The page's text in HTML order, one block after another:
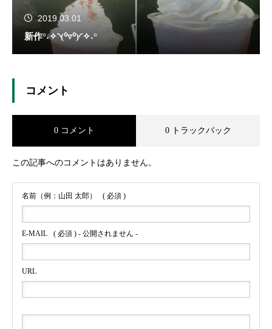
2019.03.01
新作°˖✧◝(⁰▿⁰)◜✧˖°
コメント
0 コメント 0 トラックバック
この記事へのコメントはありません。
名前（例：山田 太郎） ( 必須 )
E-MAIL ( 必須 ) - 公開されません -
URL